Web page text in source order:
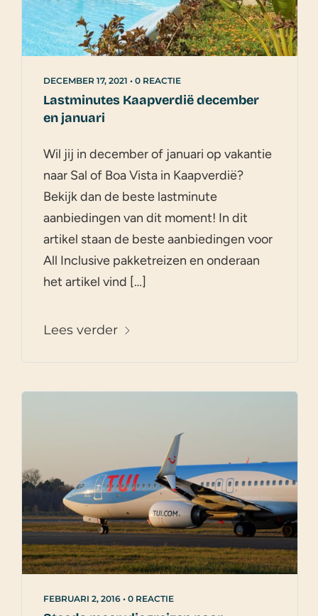
DECEMBER 17, 2021 • 0 REACTIE
Lastminutes Kaapverdië december
en januari
Wil jij in december of januari op vakantie
naar Sal of Boa Vista in Kaapverdië?
Bekijk dan de beste lastminute
aanbiedingen van dit moment! In dit
artikel staan de beste aanbiedingen voor
All Inclusive pakketreizen en onderaan
het artikel vind […]
Lees verder
FEBRUARI 2, 2016 • 0 REACTIE